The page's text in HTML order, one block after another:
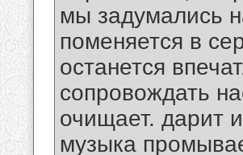
мы задумались
поменяется в
останется
сопровождать
очищает. дарит
музыка